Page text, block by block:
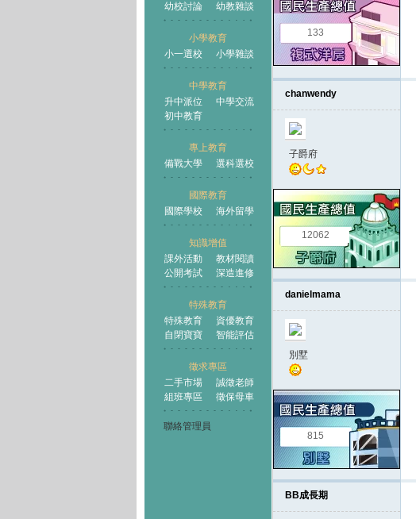
幼校討論
幼教雜談
小學教育
小一選校
小學雜談
中學教育
升中派位
中學交流
初中教育
專上教育
備戰大學
選科選校
國際教育
國際學校
海外留學
知識增值
課外活動
教材閱讀
公開考試
深造進修
特殊教育
特殊教育
資優教育
自閉寶寶
智能評估
徵求專區
二手市場
誠徵老師
組班專區
徵保母車
聯絡管理員
王國
133
chanwendy
子爵府
12062
danielmama
別墅
815
BB成長期